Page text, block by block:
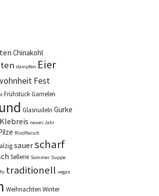
Chinakohl
dämpfen Eier
Fest
FrühstückGarnelen
Glasnudeln Gurke
Klebreis neues Jahr
Rindfleisch
sauerscharf
Sellerie Sommer Suppe
traditionell vegan
Weihnachten Winter